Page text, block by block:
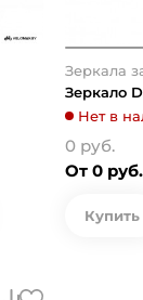
Зеркала
Зеркало
Нет в
0 руб.
От 0
Купить